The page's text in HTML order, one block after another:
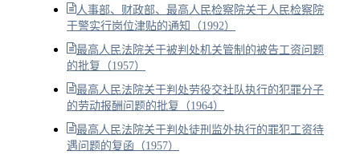
人事部、财政部、最高人民检察院关于人民检察院
干警实行岗位津贴的通知（1992）
最高人民法院关于被判处机关管制的被告工资问题
的批复（1957）
最高人民法院关于判处劳役交社队执行的犯罪分子
的劳动报酬问题的批复（1964）
最高人民法院关于判处徒刑监外执行的罪犯工资待
遇问题的复函（1957）